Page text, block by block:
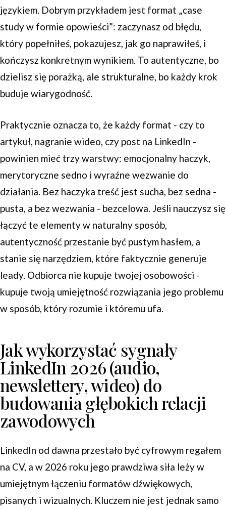
językiem. Dobrym przykładem jest format „case
study w formie opowieści”: zaczynasz od błędu,
który popełniłeś, pokazujesz, jak go naprawiłeś, i
kończysz konkretnym wynikiem. To autentyczne, bo
dzielisz się porażką, ale strukturalne, bo każdy krok
buduje wiarygodność.
Praktycznie oznacza to, że każdy format - czy to
artykuł, nagranie wideo, czy post na LinkedIn -
powinien mieć trzy warstwy: emocjonalny haczyk,
merytoryczne sedno i wyraźne wezwanie do
działania. Bez haczyka treść jest sucha, bez sedna -
pusta, a bez wezwania - bezcelowa. Jeśli nauczysz się
łączyć te elementy w naturalny sposób,
autentyczność przestanie być pustym hasłem, a
stanie się narzędziem, które faktycznie generuje
leady. Odbiorca nie kupuje twojej osobowości -
kupuje twoją umiejętność rozwiązania jego problemu
w sposób, który rozumie i któremu ufa.
Jak wykorzystać sygnały
LinkedIn 2026 (audio,
newslettery, wideo) do
budowania głębokich relacji
zawodowych
LinkedIn od dawna przestało być cyfrowym regałem
na CV, a w 2026 roku jego prawdziwa siła leży w
umiejętnym łączeniu formatów dźwiękowych,
pisanych i wizualnych. Kluczem nie jest jednak samo